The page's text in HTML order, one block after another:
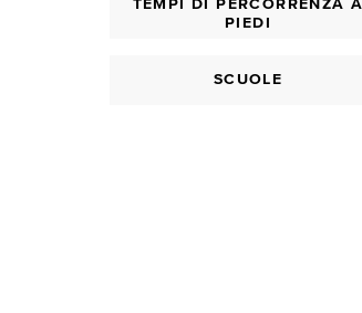
TEMPI DI PERCORRENZA A
PIEDI
SCUOLE